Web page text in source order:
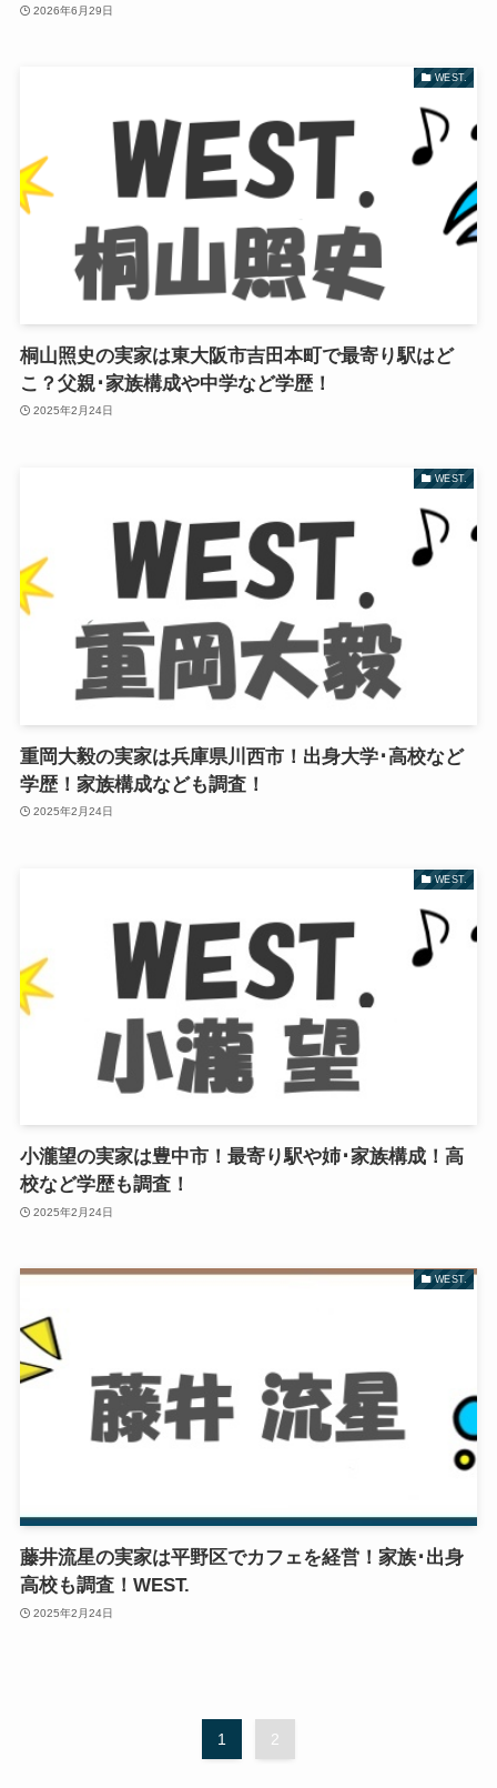
2026年6月29日
WEST.
桐山照史の実家は東大阪市吉田本町で最寄り駅はど
こ？父親･家族構成や中学など学歴！
2025年2月24日
WEST.
重岡大毅の実家は兵庫県川西市！出身大学･高校など
学歴！家族構成なども調査！
2025年2月24日
WEST.
小瀧望の実家は豊中市！最寄り駅や姉･家族構成！高
校など学歴も調査！
2025年2月24日
WEST.
藤井流星の実家は平野区でカフェを経営！家族･出身
高校も調査！WEST.
2025年2月24日
1 2